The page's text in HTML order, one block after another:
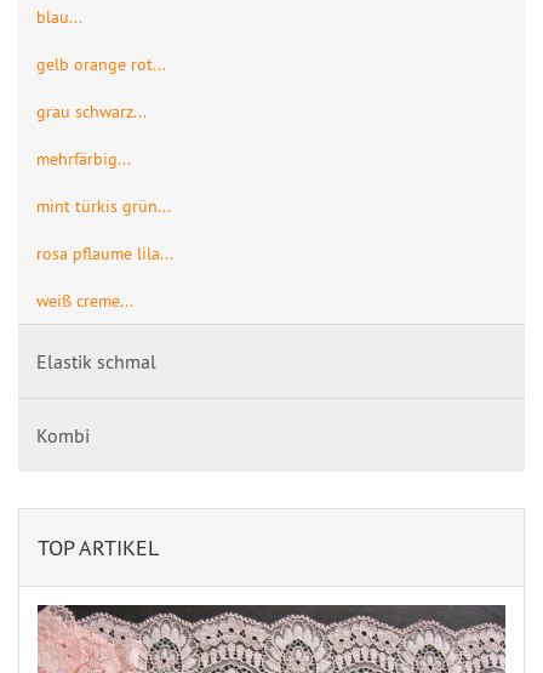
blau...
gelb orange rot...
grau schwarz...
mehrfärbig...
mint türkis grün...
rosa pflaume lila...
weiß creme...
Elastik schmal
Kombi
TOP ARTIKEL